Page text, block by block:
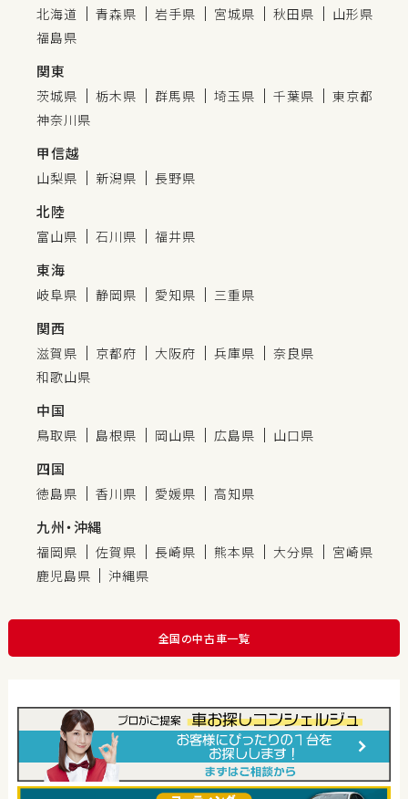
北海道 青森県 岩手県 宮城県 秋田県
山形県
福島県
関東
茨城県 栃木県 群馬県 埼玉県 千葉県
東京都
神奈川県
甲信越
山梨県 新潟県 長野県
北陸
富山県 石川県 福井県
東海
岐阜県 静岡県 愛知県 三重県
関西
滋賀県 京都府 大阪府 兵庫県
奈良県
和歌山県
中国
鳥取県 島根県 岡山県 広島県 山口県
四国
徳島県 香川県 愛媛県 高知県
九州・沖縄
福岡県 佐賀県 長崎県 熊本県 大分県
宮崎県
鹿児島県
沖縄県
全国の中古車一覧